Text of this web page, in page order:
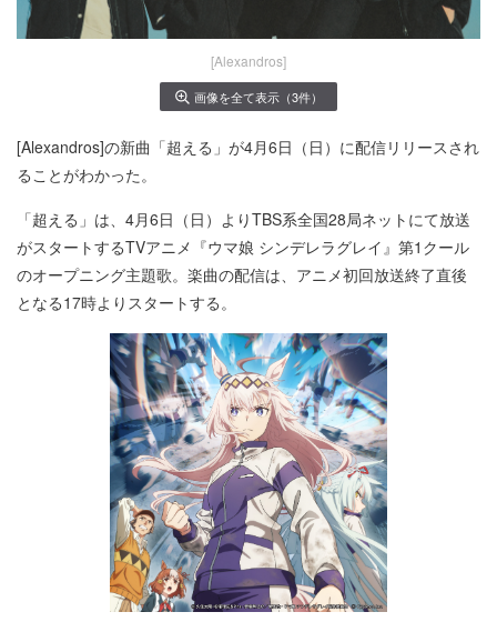
[Alexandros]
画像を全て表示（3件）
[Alexandros]の新曲「超える」が4月6日（日）に配信リリースされ
ることがわかった。
「超える」は、4月6日（日）よりTBS系全国28局ネットにて放送
がスタートするTVアニメ『ウマ娘 シンデレラグレイ』第1クール
のオープニング主題歌。楽曲の配信は、アニメ初回放送終了直後
となる17時よりスタートする。